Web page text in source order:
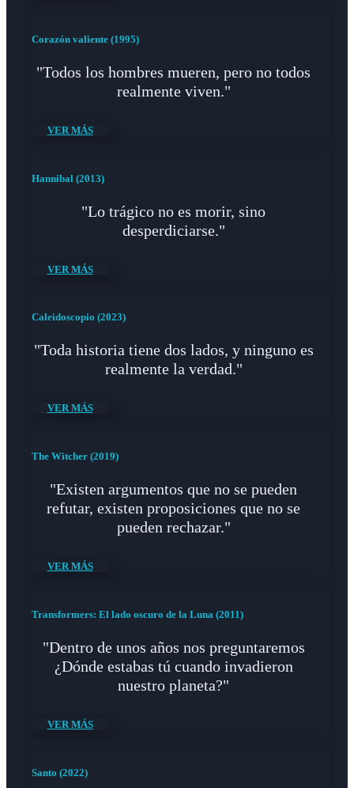
Corazón valiente (1995)
"Todos los hombres mueren, pero no todos
realmente viven."
VER MÁS
Hannibal (2013)
"Lo trágico no es morir, sino
desperdiciarse."
VER MÁS
Caleidoscopio (2023)
"Toda historia tiene dos lados, y ninguno es
realmente la verdad."
VER MÁS
The Witcher (2019)
"Existen argumentos que no se pueden
refutar, existen proposiciones que no se
pueden rechazar."
VER MÁS
Transformers: El lado oscuro de la Luna (2011)
"Dentro de unos años nos preguntaremos
¿Dónde estabas tú cuando invadieron
nuestro planeta?"
VER MÁS
Santo (2022)